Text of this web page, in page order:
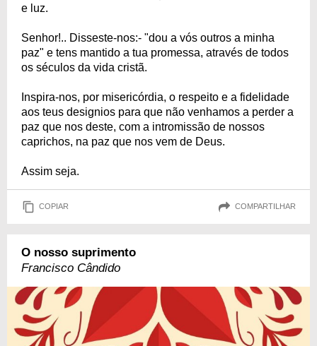
e luz.
Senhor!.. Disseste-nos:- "dou a vós outros a minha
paz" e tens mantido a tua promessa, através de todos
os séculos da vida cristã.
Inspira-nos, por misericórdia, o respeito e a fidelidade
aos teus designios para que não venhamos a perder a
paz que nos deste, com a intromissão de nossos
caprichos, na paz que nos vem de Deus.
Assim seja.
COPIAR COMPARTILHAR
O nosso suprimento
Francisco Cândido